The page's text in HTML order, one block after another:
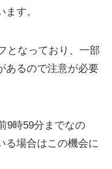
す。
となっており、一部
あるので注意が必要
9時59分までなの
る場合はこの機会に